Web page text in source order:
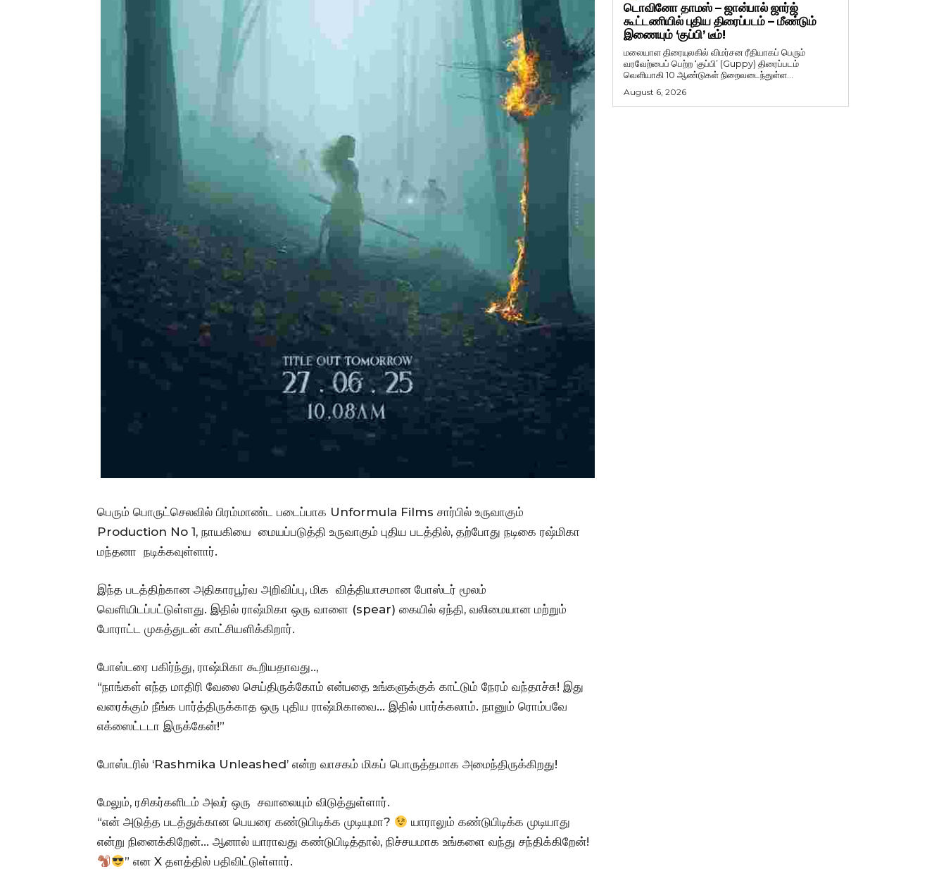
பெரும் பொருட்செலவில் பிரம்மாண்ட படைப்பாக Unformula Films சார்பில் உருவாகும்
Production No 1, நாயகியை மையப்படுத்தி உருவாகும் புதிய படத்தில், தற்போது நடிகை ரஷ்மிகா
மந்தனா நடிக்கவுள்ளார்.
இந்த படத்திற்கான அதிகாரபூர்வ அறிவிப்பு, மிக வித்தியாசமான போஸ்டர் மூலம்
வெளியிடப்பட்டுள்ளது. இதில் ராஷ்மிகா ஒரு வாளை (spear) கையில் ஏந்தி, வலிமையான மற்றும்
போராட்ட முகத்துடன் காட்சியளிக்கிறார்.
போஸ்டரை பகிர்ந்து, ராஷ்மிகா கூறியதாவது..,
“நாங்கள் எந்த மாதிரி வேலை செய்திருக்கோம் என்பதை உங்களுக்குக் காட்டும் நேரம் வந்தாச்சு! இது
வரைக்கும் நீங்க பார்த்திருக்காத ஒரு புதிய ராஷ்மிகாவை… இதில் பார்க்கலாம். நானும் ரொம்பவே
எக்ஸைட்டடா இருக்கேன்!”
போஸ்டரில் ‘Rashmika Unleashed’ என்ற வாசகம் மிகப் பொருத்தமாக அமைந்திருக்கிறது!
மேலும், ரசிகர்களிடம் அவர் ஒரு சவாலையும் விடுத்துள்ளார்.
“என் அடுத்த படத்துக்கான பெயரை கண்டுபிடிக்க முடியுமா?
யாராலும் கண்டுபிடிக்க முடியாது
என்று நினைக்கிறேன்… ஆனால் யாராவது கண்டுபிடித்தால், நிச்சயமாக உங்களை வந்து சந்திக்கிறேன்!
” என X தளத்தில் பதிவிட்டுள்ளார்.
டொவினோ தாமஸ் – ஜான்பால் ஜார்ஜ்
கூட்டணியில் புதிய திரைப்படம் – மீண்டும்
இணையும் ‘குப்பி’ டீம்!
மலையாள திரையுலகில் விமர்சன ரீதியாகப் பெரும்
வரவேற்பைப் பெற்ற ‘குப்பி’ (Guppy) திரைப்படம்
வெளியாகி 10 ஆண்டுகள் நிறைவடைந்துள்ள...
August 6, 2026